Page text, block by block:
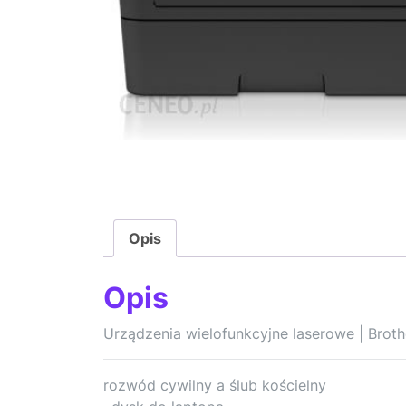
Opis
Opis
Urządzenia wielofunkcyjne laserowe |
rozwód cywilny a ślub kościelny